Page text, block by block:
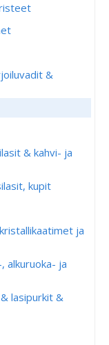
&
& kahvi- ja
kupit
ja
alkuruoka- ja
lasipurkit &